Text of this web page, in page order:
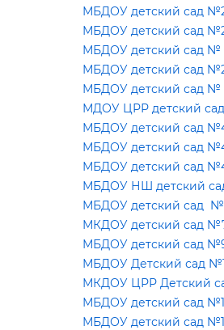
МБДОУ детский сад
МБДОУ детский сад
МБДОУ детский сад №
МБДОУ детский сад
МБДОУ детский сад №
МДОУ ЦРР детский
МБДОУ детский сад
МБДОУ детский сад
МБДОУ детский сад
МБДОУ НШ детский
МБДОУ детский сад
МКДОУ детский сад
МБДОУ детский сад
МБДОУ Детский сад
МКДОУ ЦРР Детский
МБДОУ детский сад
МБДОУ детский сад